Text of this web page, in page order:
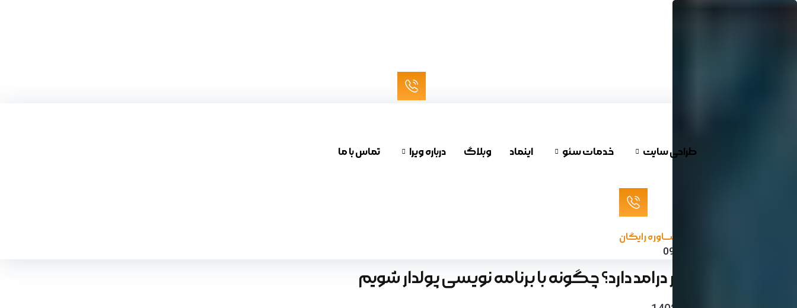
طراحی سایت خدمات سئو اینماد وبلاگ درباره ویرا تماس با ما
مشـــاوره رایگان
09120624732
طراحی سایت چقدر درامد دارد؟ چگونه با برنامه نویسی پولدار شویم